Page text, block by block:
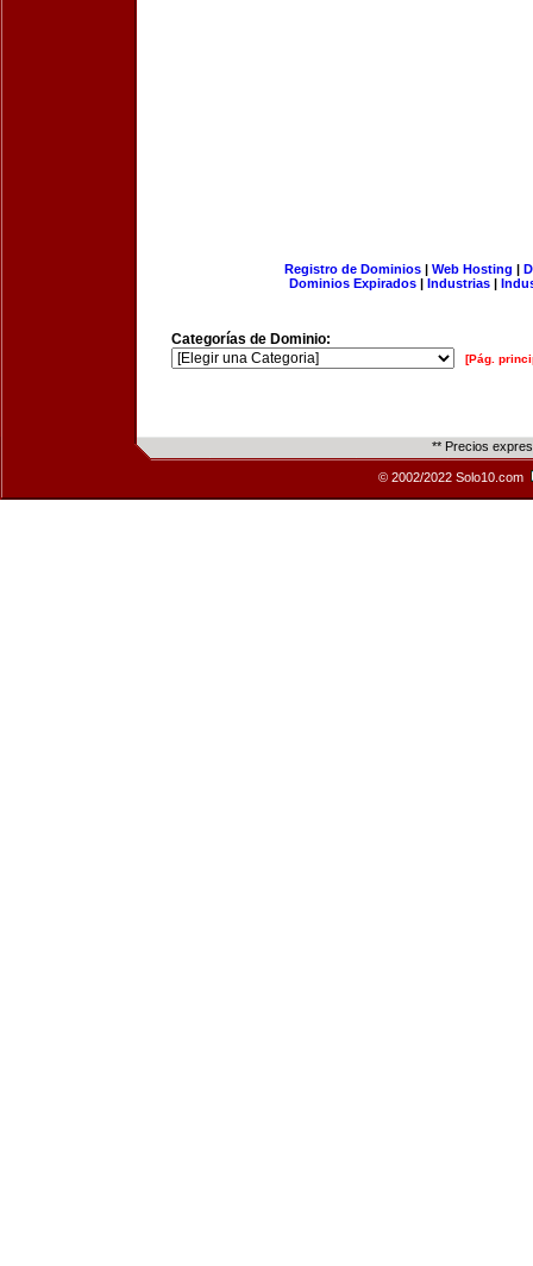
Registro de Dominios| Web Hosting |
Dominios Expirados | Industrias |
Categorías de Dominio:
[Pág.
** Precios
© 2002/2022 Solo10.com